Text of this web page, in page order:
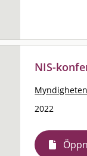
NIS-
2022